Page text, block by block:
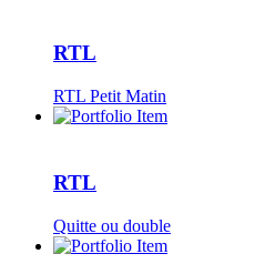
RTL
RTL Petit Matin
RTL
Quitte ou double